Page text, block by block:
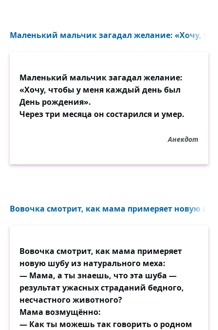
Маленький мальчик загадал желание: «Хочу,
Маленький мальчик загадал желание:
«Хочу, чтобы у меня каждый день был
День рождения».
Через три месяца он состарился и умер.
Анекдот
Вовочка смотрит, как мама примеряет новую
Вовочка смотрит, как мама примеряет
новую шубу из натурального меха:
— Мама, а ты знаешь, что эта шуба —
результат ужасных страданий бедного,
несчастного животного?
Мама возмущённо:
— Как ты можешь так говорить о родном